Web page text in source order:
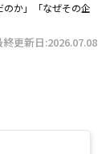
か」「なぜその企
終更新日:2026.07.08